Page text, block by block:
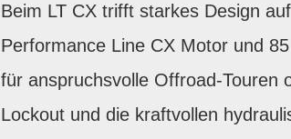
Beim LT CX trifft starkes Design
Performance Line CX Motor und
für anspruchsvolle Offroad-Touren
Lockout und die kraftvollen